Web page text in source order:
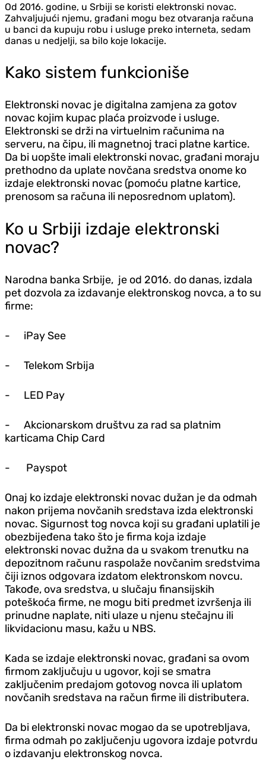
Od 2016. godine, u Srbiji se koristi elektronski novac.
Zahvaljujući njemu, građani mogu bez otvaranja računa
u banci da kupuju robu i usluge preko interneta, sedam
danas u nedjelji, sa bilo koje lokacije.
Kako sistem funkcioniše
Elektronski novac je digitalna zamjena za gotov
novac kojim kupac plaća proizvode i usluge.
Elektronski se drži na virtuelnim računima na
serveru, na čipu, ili magnetnoj traci platne kartice.
Da bi uopšte imali elektronski novac, građani moraju
prethodno da uplate novčana sredstva onome ko
izdaje elektronski novac (pomoću platne kartice,
prenosom sa računa ili neposrednom uplatom).
Ko u Srbiji izdaje elektronski
novac?
Narodna banka Srbije, je od 2016. do danas, izdala
pet dozvola za izdavanje elektronskog novca, a to su
firme:
- iPay See
- Telekom Srbija
- LED Pay
-
Akcionarskom društvu za rad sa platnim
karticama Chip Card
- Payspot
Onaj ko izdaje elektronski novac dužan je da odmah
nakon prijema novčanih sredstava izda elektronski
novac. Sigurnost tog novca koji su građani uplatili je
obezbijeđena tako što je firma koja izdaje
elektronski novac dužna da u svakom trenutku na
depozitnom računu raspolaže novčanim sredstvima
čiji iznos odgovara izdatom elektronskom novcu.
Takođe, ova sredstva, u slučaju finansijskih
poteškoća firme, ne mogu biti predmet izvršenja ili
prinudne naplate, niti ulaze u njenu stečajnu ili
likvidacionu masu, kažu u NBS.
Kada se izdaje elektronski novac, građani sa ovom
firmom zaključuju u ugovor, koji se smatra
zaključenim predajom gotovog novca ili uplatom
novčanih sredstava na račun firme ili distributera.
Da bi elektronski novac mogao da se upotrebljava,
firma odmah po zaključenju ugovora izdaje potvrdu
o izdavanju elektronskog novca.